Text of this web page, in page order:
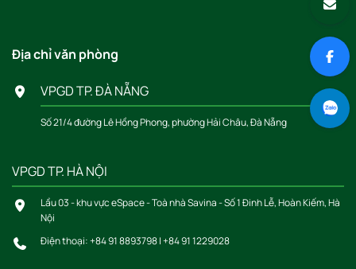
Địa chỉ văn phòng
VPGD TP. ĐÀ NẴNG
Số 21/4 đường Lê Hồng Phong, phường Hải Châu, Đà Nẵng
VPGD TP. HÀ NỘI
Lầu 03 - khu vực eSpace - Toà nhà Savina - Số 1 Đinh Lễ, Hoàn Kiếm, Hà
Nội
Điện thoại:+84 91 8893798|+84 91 1229028